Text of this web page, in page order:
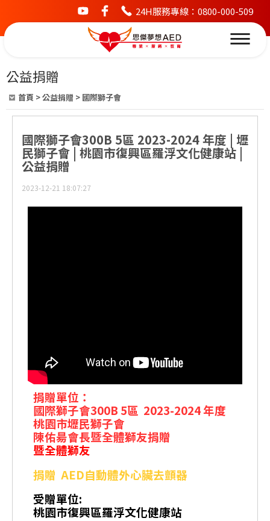
youtubefacebook24H服務專線：0800-000-509
公益捐贈
首頁 >公益捐贈 > 國際獅子會
國際獅子會300B 5區 2023-2024 年度 | 壢
民獅子會 | 桃園市復興區羅浮文化健康站 |
公益捐贈
2023-12-21 18:07:27
捐贈單位：
國際獅子會300B 5區 2023-2024 年度
桃園市壢民獅子會
陳佑昜會長暨全體獅友捐贈
暨全體獅友
捐贈 AED自動體外心臟去顫器
受贈單位:
桃園市復興區羅浮文化健康站